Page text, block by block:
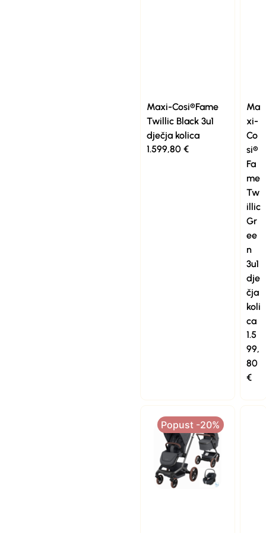
Maxi-Cosi®Fame
Twillic Black 3u1
dječja kolica
1.599,80 €
Ma
xi-
Co
si®
Fa
me
Tw
illic
Gr
ee
n
3u1
dje
čja
koli
ca
1.5
99,
80
€
Popust -20%